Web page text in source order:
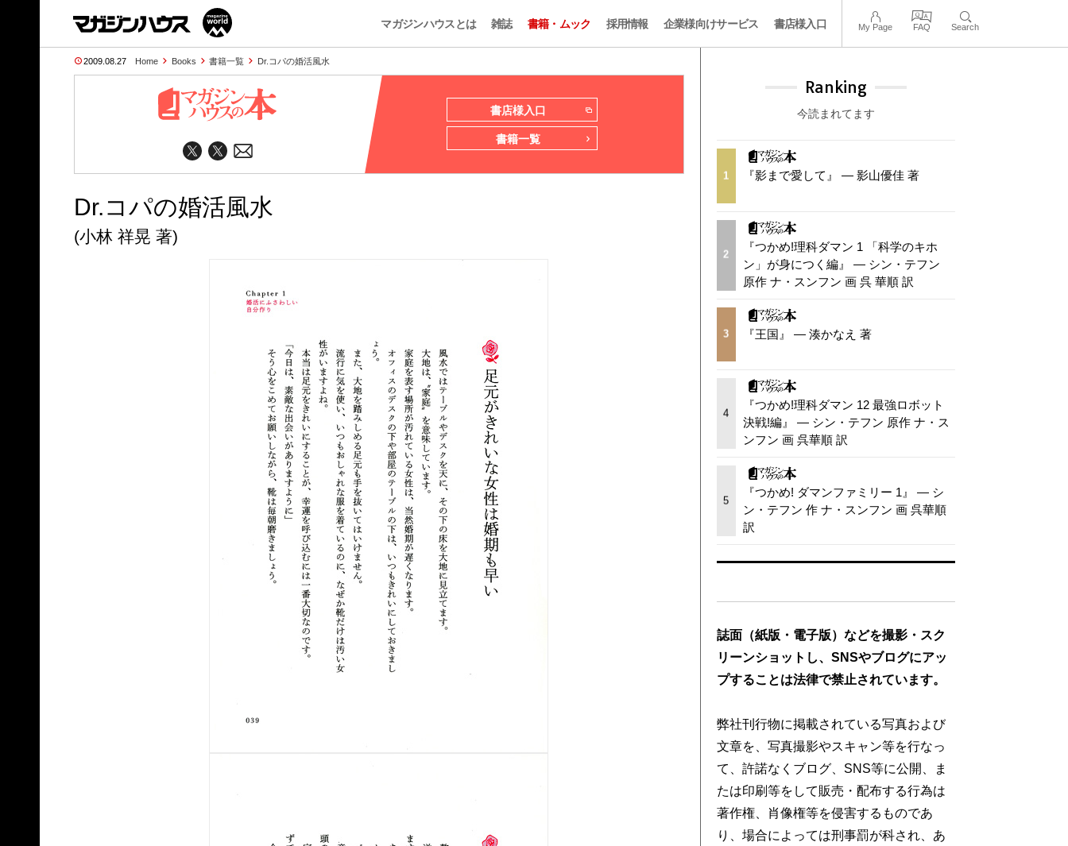
マガジンハウスとは 雑誌 書籍・ムック 採用情報 企業様向けサービス 書店様入口 My Page FAQ Search
2009.08.27 Home Books 書籍一覧 Dr.コパの婚活風水
書店様入口
書籍一覧
Dr.コパの婚活風水
(小林 祥晃 著)
Ranking
今読まれてます
1 『影まで愛して』 — 影山優佳 著
2
『つかめ!理科ダマン 1 「科学のキホ
ン」が身につく編』 — シン・テフン
原作 ナ・スンフン 画 呉 華順 訳
3 『王国』 — 湊かなえ 著
4
『つかめ!理科ダマン 12 最強ロボット
決戦!編』 — シン・テフン 原作 ナ・ス
ンフン 画 呉華順 訳
5
『つかめ! ダマンファミリー 1』 — シ
ン・テフン 作 ナ・スンフン 画 呉華順
訳
誌面（紙版・電子版）などを撮影・スク
リーンショットし、SNSやブログにアッ
プすることは法律で禁止されています。
弊社刊行物に掲載されている写真および
文章を、写真撮影やスキャン等を行なっ
て、許諾なくブログ、SNS等に公開、ま
たは印刷等をして販売・配布する行為は
著作権、肖像権等を侵害するものであ
り、場合によっては刑事罰が科され、あ